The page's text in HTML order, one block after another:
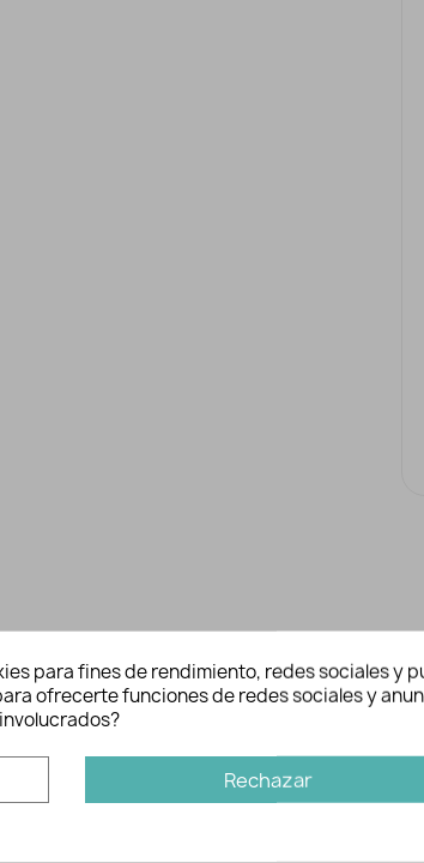
ligera que tiene un bolsillo principal
botellita de agua, una muda o
capacidad para mantener todos
para fines de rendimiento, redes sociales y
ofrecerte funciones de redes sociales y
Rechazar